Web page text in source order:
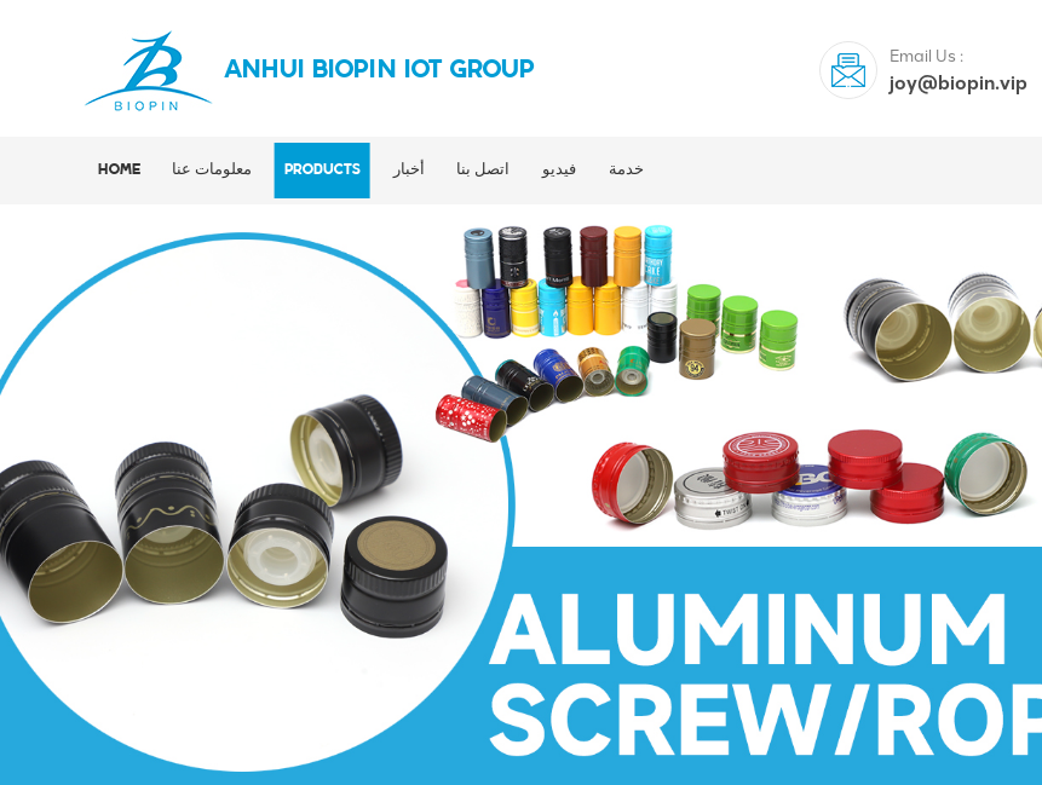
ANHUI BIOPIN IOT GROUP
Email Us :
joy@biopin.vip
HOME معلومات عنا PRODUCTS أخبار اتصل بنا فيديو خدمة